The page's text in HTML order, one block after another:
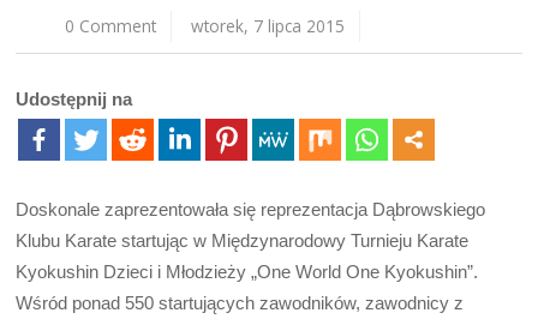
0 Comment wtorek, 7 lipca 2015
Udostępnij na
Doskonale zaprezentowała się reprezentacja Dąbrowskiego
Klubu Karate startując w Międzynarodowy Turnieju Karate
Kyokushin Dzieci i Młodzieży „One World One Kyokushin”.
Wśród ponad 550 startujących zawodników, zawodnicy z